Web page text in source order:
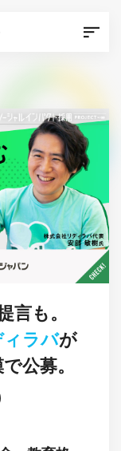
言も。
ィラバが
公募。